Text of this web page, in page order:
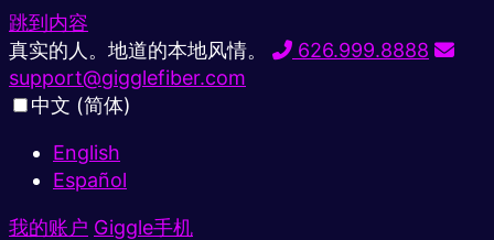
跳到内容
真实的人。地道的本地风情。
626.999.8888
support@gigglefiber.com
中文 (简体)
English
Español
我的账户 Giggle手机